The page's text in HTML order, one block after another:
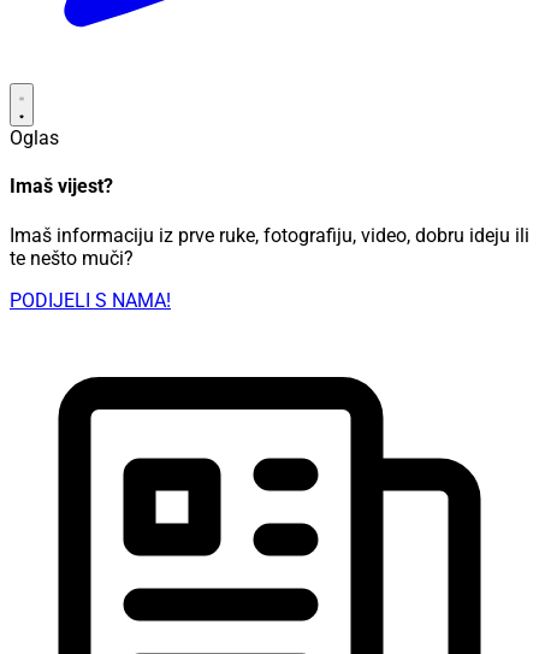
Oglas
Imaš vijest?
Imaš informaciju iz prve ruke, fotografiju, video, dobru ideju ili
te nešto muči?
PODIJELI S NAMA!